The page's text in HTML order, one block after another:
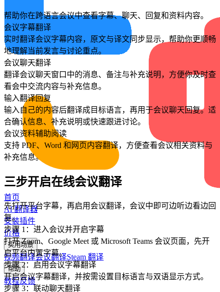
首页
AI 翻译器
安装插件
价格
实用场景
视频翻译会议翻译Steam 翻译
帮助
教程反馈
帮助你在跨语言会议中查看字幕、聊天、回复和资料内容。
会议字幕翻译
实时翻译会议字幕内容，原文与译文同步显示，帮助你更顺畅
地理解当前发言与讨论重点。
会议聊天翻译
翻译会议聊天窗口中的消息、备注与补充说明，方便你及时查
看会中交流内容与补充信息。
输入翻译回复
输入自己的内容后翻译成目标语言，再用于会议聊天回复。适
合确认信息、补充说明或快速跟进讨论。
会议资料辅助阅读
支持 PDF、Word 和网页内容翻译，方便查看会议相关资料与
补充信息。
三步开启在线会议翻译
先打开平台字幕，再启用会议翻译，会议中即可边听边看边回
复。
步骤 1：进入会议并开启字幕
打开 Zoom、Google Meet 或 Microsoft Teams 会议页面，先开
启平台内置字幕。
步骤 2：启用会议字幕翻译
开启会议字幕翻译，并按需设置目标语言与双语显示方式。
步骤 3：联动聊天翻译